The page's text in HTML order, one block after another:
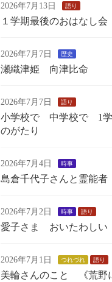
2026年7月13日 語り
１学期最後のおはなし会
2026年7月7日 歴史
瀬織津姫 向津比命
2026年7月7日 語り
小学校で 中学校で 1
のがたり
2026年7月4日 時事
島倉千代子さんと霊能者
2026年7月2日 時事 語り
愛子さま おいたわしい
2026年7月1日 つれづれ 語り
美輪さんのこと 《荒野